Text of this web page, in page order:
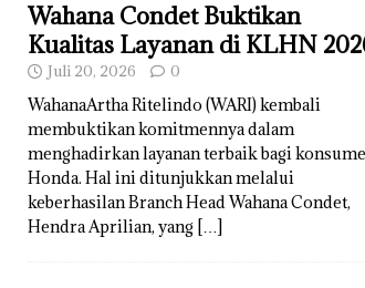
Wahana Condet Buktikan
Kualitas Layanan di KLHN
Juli 20, 2026 0
WahanaArtha Ritelindo (WARI) kembali
membuktikan komitmennya dalam
menghadirkan layanan terbaik bagi
Honda. Hal ini ditunjukkan melalui
keberhasilan Branch Head Wahana Condet,
Hendra Aprilian, yang […]